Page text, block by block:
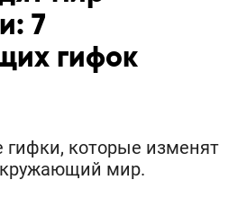
7
гифок
гифки, которые изменят
мир.